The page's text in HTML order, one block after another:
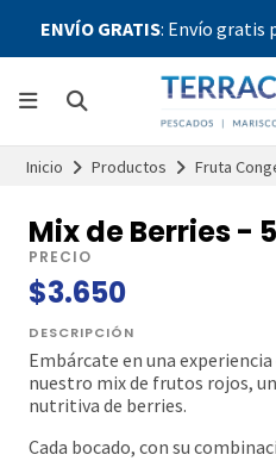
ENVÍO GRATIS: Envío gratis
Inicio Productos Fruta
Mix de Berries -
PRECIO
$3.650
DESCRIPCIÓN
Embárcate en una
nuestro mix de frutos rojos,
nutritiva de berries.
Cada bocado, con su